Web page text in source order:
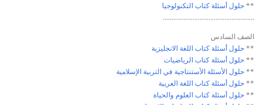
**حلول أسئلة كتابالتكنولوجيا
…………………………………………….
الصف السادس
**حلول أسئلة كتاباللغة الانجليزية
**حلول أسئلة كتابالرياضيات
**حلول الأسئلة الأستنتاجية فيالتربية الإسلامية
**حلول أسئلة كتاباللغة العربية
**حلول أسئلة كتابالعلوم والحياة